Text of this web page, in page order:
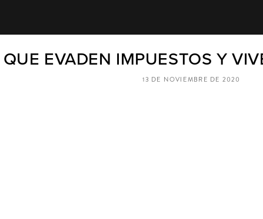
EVADEN IMPUESTOS Y
13 DE NOVIEMBRE DE 2020